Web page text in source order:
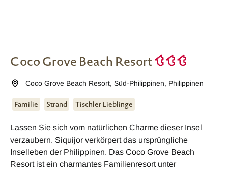
Coco Grove Beach Resort
Coco Grove Beach Resort,Süd-Philippinen, Philippinen
Familie Strand Tischler Lieblinge
Lassen Sie sich vom natürlichen Charme dieser Insel
verzaubern. Siquijor verkörpert das ursprüngliche
Inselleben der Philippinen. Das Coco Grove Beach
Resort ist ein charmantes Familienresort unter